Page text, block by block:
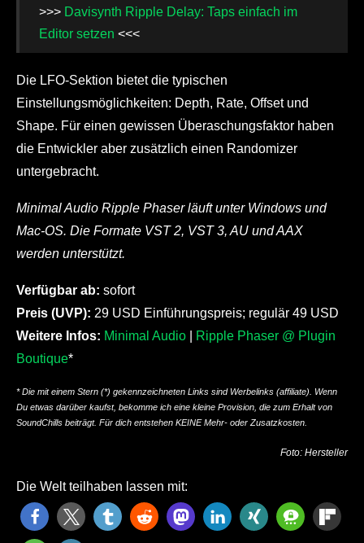
>>> Davisynth Ripple Delay: Taps einfach im
Editor setzen <<<
Die LFO-Sektion bietet die typischen
Einstellungsmöglichkeiten: Depth, Rate, Offset und
Shape. Für einen gewissen Überaschungsfaktor haben
die Entwickler aber zusätzlich einen Randomizer
untergebracht.
Minimal Audio Ripple Phaser läuft unter Windows und
Mac-OS. Die Formate VST 2, VST 3, AU und AAX
werden unterstützt.
Verfügbar ab: sofort
Preis (UVP): 29 USD Einführungspreis; regulär 49 USD
Weitere Infos: Minimal Audio
Ripple Phaser @ Plugin
Boutique*
* Die mit einem Stern (*) gekennzeichneten Links sind Werbelinks (affiliate). Wenn
Du etwas darüber kaufst, bekomme ich eine kleine Provision, die zum Erhalt von
SoundChills beiträgt. Für dich entstehen KEINE Mehr- oder Zusatzkosten.
Foto: Hersteller
Die Welt teilhaben lassen mit: